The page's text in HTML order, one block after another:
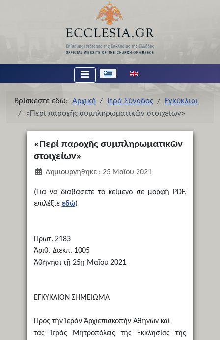
Επιλέξτε τη γλώσσα σας
Βρίσκεστε εδώ: Αρχική Ιερά Σύνοδος
Εγκύκλιοι
«Περί παροχῆς συμπληρωματικῶν στοιχείων»
«Περί παροχῆς συμπληρωματικῶν
στοιχείων»
Δημιουργήθηκε : 25 Μαΐου 2021
(Για να διαβάσετε το κείμενο σε μορφή PDF,
επιλέξτε εδώ)
Πρωτ. 2183
Ἀριθ. Διεκπ. 1005
Ἀθήνησι τῇ 25ῃ Μαΐου 2021
ΕΓΚΥΚΛΙΟΝ ΣΗΜΕΙΩΜΑ
Πρός τήν Ἱεράν Ἀρχιεπισκοπήν Ἀθηνῶν καί
τάς Ἱεράς Μητροπόλεις τῆς Ἐκκλησίας τῆς